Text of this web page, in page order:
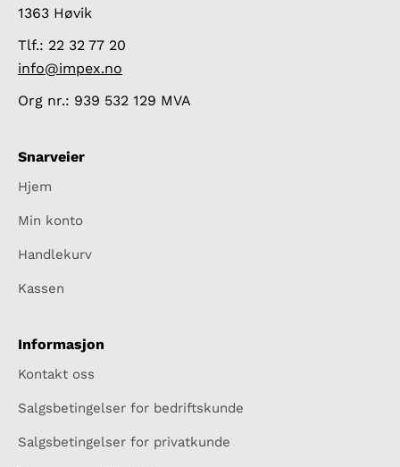
1363 Høvik
Tlf.: 22 32 77 20
info@impex.no
Org nr.: 939 532 129 MVA
Snarveier
Hjem
Min konto
Handlekurv
Kassen
Informasjon
Kontakt oss
Salgsbetingelser for bedriftskunde
Salgsbetingelser for privatkunde